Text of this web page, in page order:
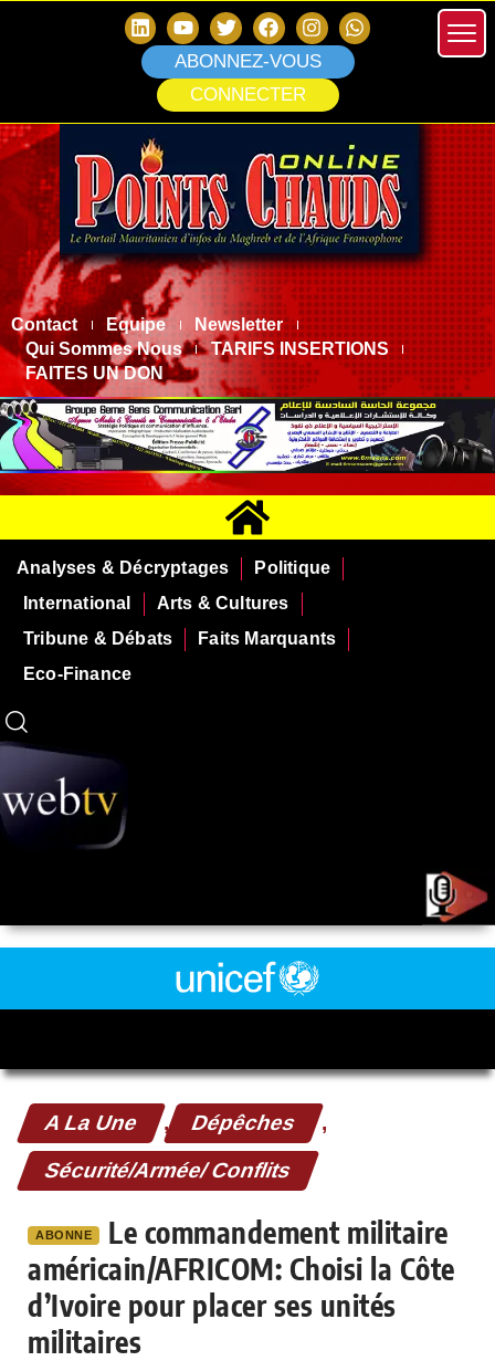
ABONNEZ-VOUS
CONNECTER
Contact Equipe
Newsletter
Qui Sommes Nous
TARIFS INSERTIONS
FAITES UN DON
Analyses & Décryptages
Politique
International
Arts & Cultures
Tribune & Débats
Faits Marquants
Eco-Finance
A La Une , Dépêches ,
Sécurité/Armée/ Conflits
ABONNE
Le commandement militaire
américain/AFRICOM: Choisi la Côte
d’Ivoire pour placer ses unités
militaires